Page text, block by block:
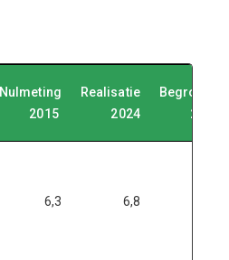
Nulmeting
2015
Realisatie
2024
Begroting
2025
6,3 6,8